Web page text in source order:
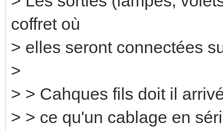
coffret où
> elles seront connectées
>
> > Cahques fils doit il
> > ce qu'un cablage en